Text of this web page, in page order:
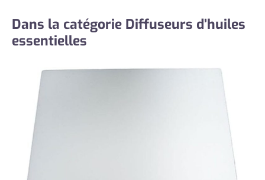
Dans la catégorie Diffuseurs d’huiles
essentielles